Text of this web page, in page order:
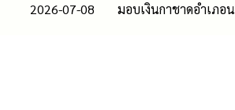
2026-07-08
มอบเงินกาชาดอำเภ